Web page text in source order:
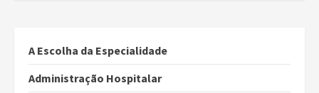
A Escolha da Especialidade
Administração Hospitalar